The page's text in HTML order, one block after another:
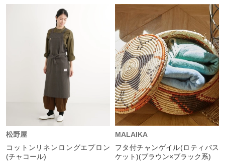
松野屋
コットンリネンロングエプロン
(チャコール)
MALAIKA
フタ付チャンゲイル(ロティバス
ケット)(ブラウン×ブラック系)